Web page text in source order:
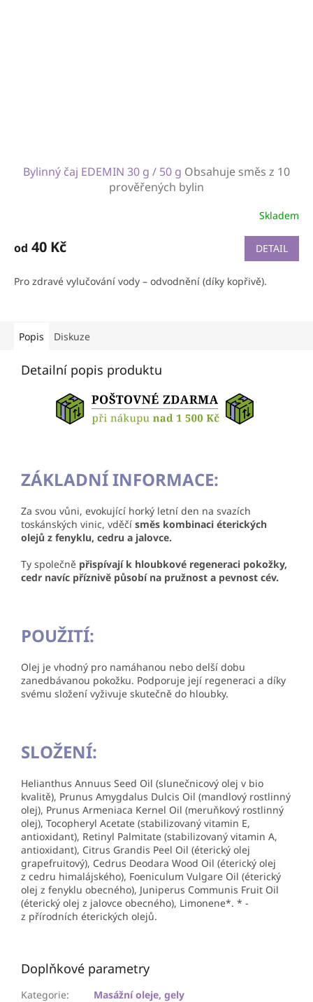
Bylinný čaj EDEMIN 30 g / 50 g Obsahuje směs z 10
prověřených bylin
Skladem
od 40 Kč DETAIL
Pro zdravé vylučování vody – odvodnění (díky kopřivě).
Popis Diskuze
Detailní popis produktu
ZÁKLADNÍ INFORMACE:
Za svou vůni, evokující horký letní den na svazích
toskánských vinic, vděčí směs kombinaci éterických
olejů z fenyklu, cedru a jalovce.
Ty společně přispívají k hloubkové regeneraci pokožky,
cedr navíc příznivě působí na pružnost a pevnost cév.
POUŽITÍ:
Olej je vhodný pro namáhanou nebo delší dobu
zanedbávanou pokožku. Podporuje její regeneraci a díky
svému složení vyživuje skutečně do hloubky.
SLOŽENÍ:
Helianthus Annuus Seed Oil (slunečnicový olej v bio
kvalitě), Prunus Amygdalus Dulcis Oil (mandlový rostlinný
olej), Prunus Armeniaca Kernel Oil (meruňkový rostlinný
olej), Tocopheryl Acetate (stabilizovaný vitamin E,
antioxidant), Retinyl Palmitate (stabilizovaný vitamin A,
antioxidant), Citrus Grandis Peel Oil (éterický olej
grapefruitový), Cedrus Deodara Wood Oil (éterický olej
z cedru himalájského), Foeniculum Vulgare Oil (éterický
olej z fenyklu obecného), Juniperus Communis Fruit Oil
(éterický olej z jalovce obecného), Limonene*. * -
z přírodních éterických olejů.
Doplňkové parametry
Kategorie:
Masážní oleje, gely